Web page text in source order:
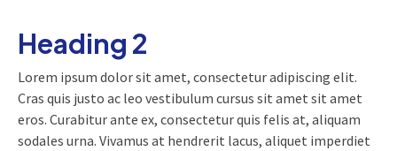
Heading 2
Lorem ipsum dolor sit amet, consectetur adipiscing elit.
Cras quis justo ac leo vestibulum cursus sit amet sit amet
eros. Curabitur ante ex, consectetur quis felis at, aliquam
sodales urna. Vivamus at hendrerit lacus, aliquet imperdiet